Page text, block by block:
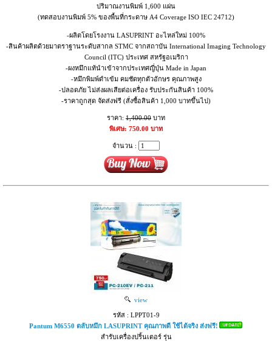
ปริมาณงานพิมพ์ 1,600 แผ่น
(ทดสอบงานพิมพ์ 5% ของพื้นที่กระดาษ A4 Coverage ISO IEC 24712)
-ผลิตโดยโรงงาน LASUPRINT อะไหล่ใหม่ 100%
-สินค้าผลิตด้วยมาตราฐานระดับสากล STMC จากสถาบัน International Imaging Technology
Council (ITC) ประเทศ สหรัฐอเมริกา
-ผงหมึกแท้นำเข้าจากประเทศญี่ปุ่น Made in Japan
-หมึกพิมพ์ดำเข้ม คมชัดทุกตัวอักษร คุณภาพสูง
-ปลอดภัย ไม่ส่งผลเสียต่อเครื่อง รับประกันสินค้า 100%
-ราคาถูกสุด จัดส่งฟรี (สั่งซื้อสินค้า 1,000 บาทขึ้นไป)
ราคา: 1,400.00 บาท
พิเศษ: 750.00 บาท
จำนวน :
view
รหัส : LPPT01-9
Pantum M6550 ตลับหมึก LASUPRINT คุณภาพดี ใช้ได้จริง ส่งฟรี!
สำรับเครื่องปริ้นเตอร์ รุ่น